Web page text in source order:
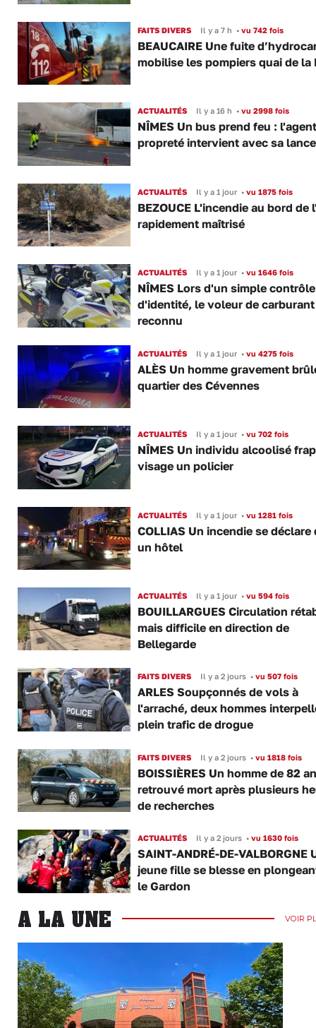
FAITS DIVERS Il y a 7 h •vu 742 fois
BEAUCAIRE Une fuite
mobilise les pompiers quai de la
ACTUALITÉS Il y a 16 h •vu 2998 fois
NÎMES Un bus prend feu :
propreté intervient avec sa lance
ACTUALITÉS Il y a 1 jour •vu 1875 fois
BEZOUCE L'incendie au bord de
rapidement maîtrisé
ACTUALITÉS Il y a 1 jour •vu 1646 fois
NÎMES Lors d'un simple contrôle
d'identité, le voleur de
reconnu
ACTUALITÉS Il y a 1 jour •vu 4275 fois
ALÈS Un homme gravement
quartier des Cévennes
ACTUALITÉS Il y a 1 jour •vu 702 fois
NÎMES Un individu alcoolisé
visage un policier
ACTUALITÉS Il y a 1 jour •vu 1281 fois
COLLIAS Un incendie se déclare
un hôtel
ACTUALITÉS Il y a 1 jour •vu 594 fois
BOUILLARGUES Circulation
mais difficile en direction de
Bellegarde
FAITS DIVERS Il y a 2 jours •vu 507 fois
ARLES Soupçonnés de vols à
l'arraché, deux hommes
plein trafic de drogue
FAITS DIVERS Il y a 2 jours •vu 1818 fois
BOISSIÈRES Un homme de 82
retrouvé mort après plusieurs
de recherches
ACTUALITÉS Il y a 2 jours •vu 1630 fois
SAINT-ANDRÉ-DE-VALBORGNE
jeune fille se blesse en
le Gardon
A LA UNE VOIR